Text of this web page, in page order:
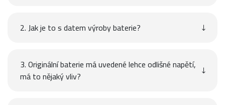
2. Jak je to s datem výroby baterie?
3. Originální baterie má uvedené lehce odlišné napětí,
má to nějaký vliv?